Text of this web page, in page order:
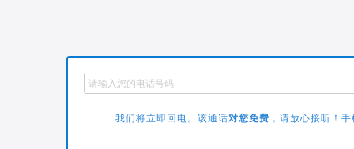
我们将立即回电。该通话对您免费 ，请放心接听！